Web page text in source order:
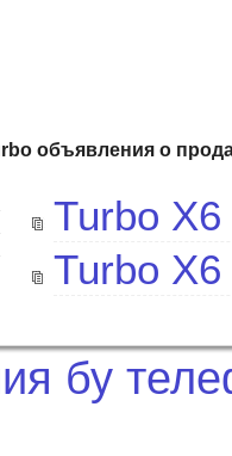
объявления о
Turbo X6
Turbo X6
бу